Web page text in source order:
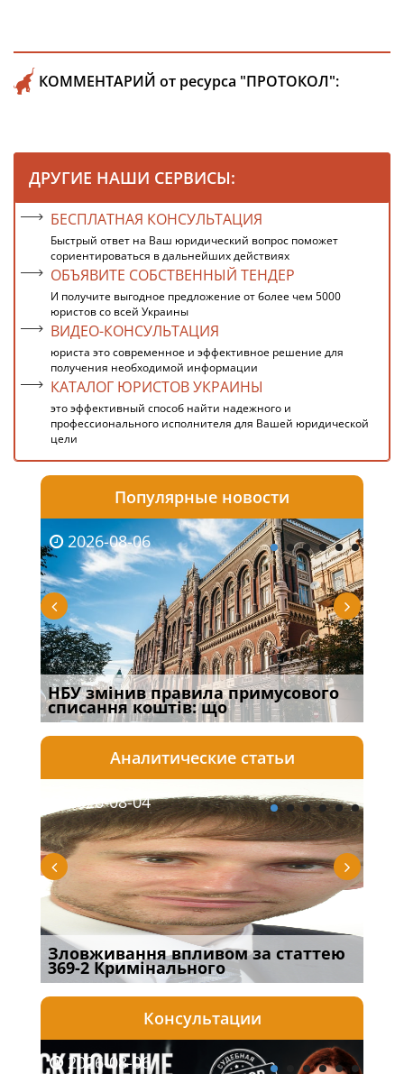
КОММЕНТАРИЙ от ресурса "ПРОТОКОЛ":
ДРУГИЕ НАШИ СЕРВИСЫ:
БЕСПЛАТНАЯ КОНСУЛЬТАЦИЯ
Быстрый ответ на Ваш юридический вопрос поможет
сориентироваться в дальнейших действиях
ОБЪЯВИТЕ СОБСТВЕННЫЙ ТЕНДЕР
И получите выгодное предложение от более чем 5000
юристов со всей Украины
ВИДЕО-КОНСУЛЬТАЦИЯ
юриста это современное и эффективное решение для
получения необходимой информации
КАТАЛОГ ЮРИСТОВ УКРАИНЫ
это эффективный способ найти надежного и
профессионального исполнителя для Вашей юридической
цели
Популярные новости
2026-08-06
НБУ змінив правила примусового
списання коштів: що
Аналитические статьи
2026-08-04
Зловживання впливом за статтею
369-2 Кримінального
Консультации
2026-08-06